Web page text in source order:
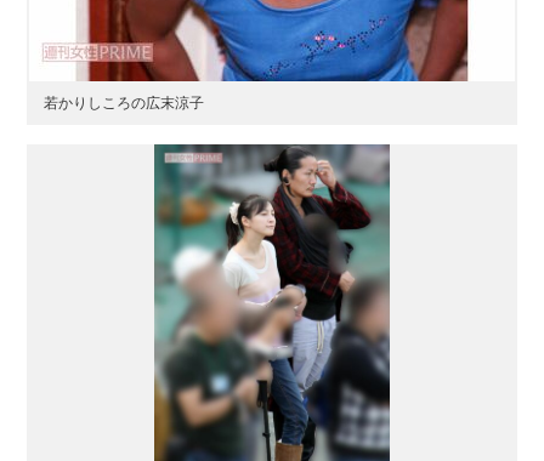
若かりしころの広末涼子